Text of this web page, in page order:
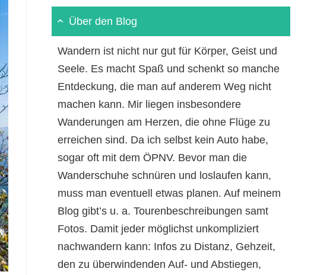
Über den Blog
Wandern ist nicht nur gut für Körper, Geist und
Seele. Es macht Spaß und schenkt so manche
Entdeckung, die man auf anderem Weg nicht
machen kann. Mir liegen insbesondere
Wanderungen am Herzen, die ohne Flüge zu
erreichen sind. Da ich selbst kein Auto habe,
sogar oft mit dem ÖPNV. Bevor man die
Wanderschuhe schnüren und loslaufen kann,
muss man eventuell etwas planen. Auf meinem
Blog gibt’s u. a. Tourenbeschreibungen samt
Fotos. Damit jeder möglichst unkompliziert
nachwandern kann: Infos zu Distanz, Gehzeit,
den zu überwindenden Auf- und Abstiegen,